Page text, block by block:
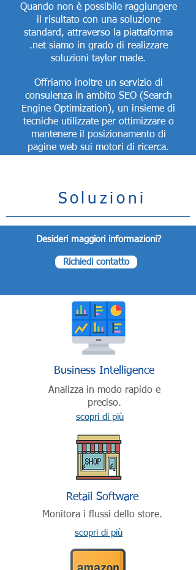
Quando non è possibile raggiungere
il risultato con una soluzione
standard, attraverso la piattaforma
.net siamo in grado di realizzare
soluzioni taylor made.
Offriamo inoltre un servizio di
consulenza in ambito SEO (Search
Engine Optimization), un insieme di
tecniche utilizzate per ottimizzare o
mantenere il posizionamento di
pagine web sui motori di ricerca.
Soluzioni
Desideri maggiori informazioni?
Richiedi contatto
Business Intelligence
Analizza in modo rapido e
preciso.
scopri di più
Retail Software
Monitora i flussi dello store.
scopri di più